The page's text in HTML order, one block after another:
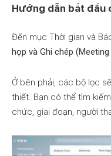
Hướng dẫn bắt đầu
Đến mục Thời gian và
họp và Ghi chép
Ở bên phải, các bộ lọc
thiết. Bạn có thể tìm
chức, giai đoạn, người